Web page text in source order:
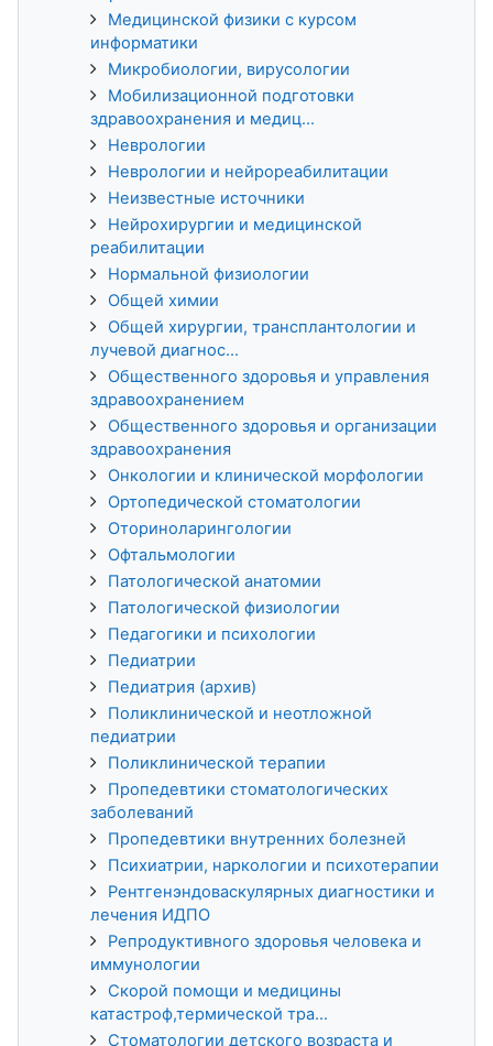
Медицинской физики с курсом
информатики
Микробиологии, вирусологии
Мобилизационной подготовки
здравоохранения и медиц...
Неврологии
Неврологии и нейрореабилитации
Неизвестные источники
Нейрохирургии и медицинской
реабилитации
Нормальной физиологии
Общей химии
Общей хирургии, трансплантологии и
лучевой диагнос...
Общественного здоровья и управления
здравоохранением
Общественного здоровья и организации
здравоохранения
Онкологии и клинической морфологии
Ортопедической стоматологии
Оториноларингологии
Офтальмологии
Патологической анатомии
Патологической физиологии
Педагогики и психологии
Педиатрии
Педиатрия (архив)
Поликлинической и неотложной
педиатрии
Поликлинической терапии
Пропедевтики стоматологических
заболеваний
Пропедевтики внутренних болезней
Психиатрии, наркологии и психотерапии
Рентгенэндоваскулярных диагностики и
лечения ИДПО
Репродуктивного здоровья человека и
иммунологии
Скорой помощи и медицины
катастроф,термической тра...
Стоматологии детского возраста и